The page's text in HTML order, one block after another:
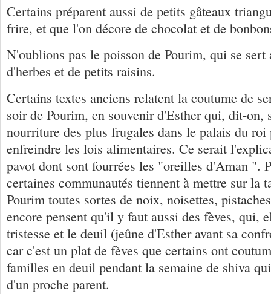
Certains préparent aussi de petits gâteaux
frire, et que l'on décore de chocolat et de
N'oublions pas le poisson de Pourim, qui se sert
d'herbes et de petits raisins.
Certains textes anciens relatent la coutume de
soir de Pourim, en souvenir d'Esther qui, dit-on,
nourriture des plus frugales dans le palais du roi
enfreindre les lois alimentaires. Ce serait
pavot dont sont fourrées les "oreilles d'Aman ".
certaines communautés tiennent à mettre sur la
Pourim toutes sortes de noix, noisettes,
encore pensent qu'il y faut aussi des fèves, qui,
tristesse et le deuil (jeûne d'Esther avant sa
car c'est un plat de fèves que certains ont
familles en deuil pendant la semaine de shiva
d'un proche parent.